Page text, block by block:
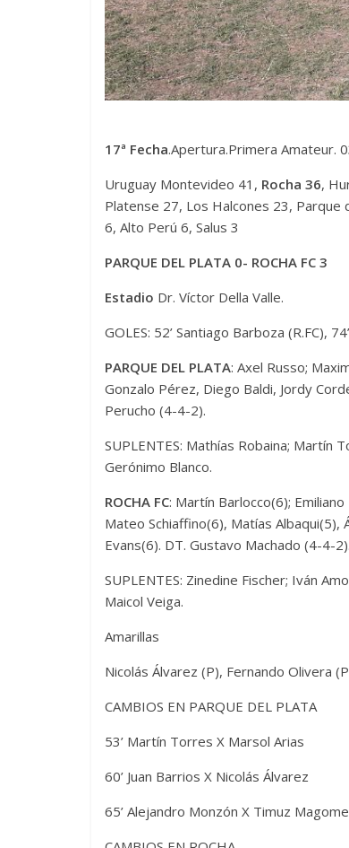
17ª Fecha.Apertura.Primera Amateur.
Uruguay Montevideo 41, Rocha 36,
Platense 27, Los Halcones 23, Parque
6, Alto Perú 6, Salus 3
PARQUE DEL PLATA 0- ROCHA FC 3
Estadio Dr. Víctor Della Valle.
GOLES: 52’ Santiago Barboza (R.FC),
PARQUE DEL PLATA: Axel Russo;
Gonzalo Pérez, Diego Baldi, Jordy
Perucho (4-4-2).
SUPLENTES: Mathías Robaina; Martín
Gerónimo Blanco.
ROCHA FC: Martín Barlocco(6);
Mateo Schiaffino(6), Matías Albaqui(5),
Evans(6). DT. Gustavo Machado (4-4-2).
SUPLENTES: Zinedine Fischer; Iván
Maicol Veiga.
Amarillas
Nicolás Álvarez (P), Fernando Olivera
CAMBIOS EN PARQUE DEL PLATA
53’ Martín Torres X Marsol Arias
60’ Juan Barrios X Nicolás Álvarez
65’ Alejandro Monzón X Timuz